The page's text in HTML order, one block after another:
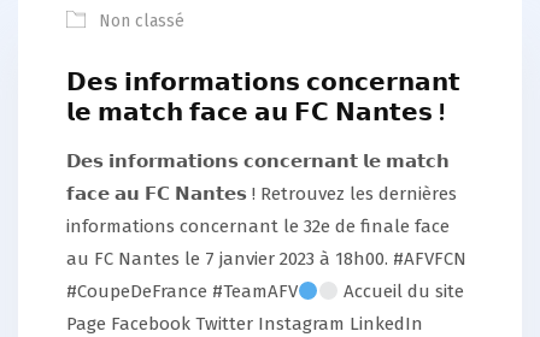
Non classé
𝗗𝗲𝘀 𝗶𝗻𝗳𝗼𝗿𝗺𝗮𝘁𝗶𝗼𝗻𝘀 𝗰𝗼𝗻𝗰𝗲𝗿𝗻𝗮𝗻𝘁
𝗹𝗲 𝗺𝗮𝘁𝗰𝗵 𝗳𝗮𝗰𝗲 𝗮𝘂 𝗙𝗖 𝗡𝗮𝗻𝘁𝗲𝘀 !
𝗗𝗲𝘀 𝗶𝗻𝗳𝗼𝗿𝗺𝗮𝘁𝗶𝗼𝗻𝘀 𝗰𝗼𝗻𝗰𝗲𝗿𝗻𝗮𝗻𝘁 𝗹𝗲 𝗺𝗮𝘁𝗰𝗵
𝗳𝗮𝗰𝗲 𝗮𝘂 𝗙𝗖 𝗡𝗮𝗻𝘁𝗲𝘀 ! Retrouvez les dernières
informations concernant le 32e de finale face
au FC Nantes le 7 janvier 2023 à 18h00. #AFVFCN
#CoupeDeFrance #TeamAFV
Accueil du site
Page Facebook Twitter Instagram LinkedIn